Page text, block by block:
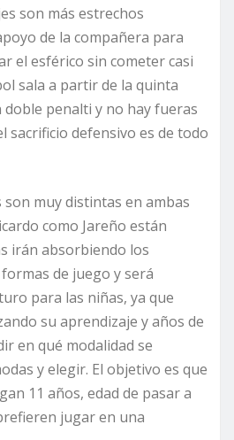
son más estrechos
de la compañera para
el esférico sin cometer casi
sala a partir de la quinta
doble penalti y no hay fueras
sacrificio defensivo es de todo
son muy distintas en ambas
como Jareño están
irán absorbiendo los
de juego y será
para las niñas, ya que
su aprendizaje y años de
en qué modalidad se
y elegir. El objetivo es que
11 años, edad de pasar a
jugar en una